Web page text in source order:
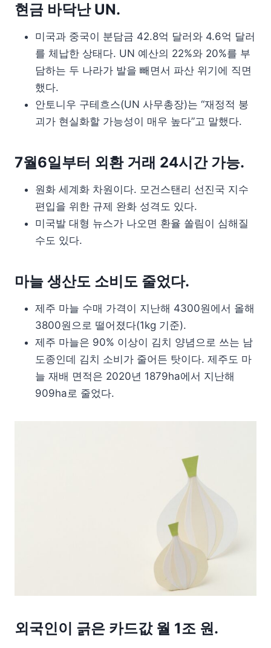
현금 바닥난 UN.
미국과 중국이 분담금 42.8억 달러와 4.6억 달러
를 체납한 상태다. UN 예산의 22%와 20%를 부
담하는 두 나라가 발을 빼면서 파산 위기에 직면
했다.
안토니우 구테흐스(UN 사무총장)는 “재정적 붕
괴가 현실화할 가능성이 매우 높다”고 말했다.
7월6일부터 외환 거래 24시간 가능.
원화 세계화 차원이다. 모건스탠리 선진국 지수
편입을 위한 규제 완화 성격도 있다.
미국발 대형 뉴스가 나오면 환율 쏠림이 심해질
수도 있다.
마늘 생산도 소비도 줄었다.
제주 마늘 수매 가격이 지난해 4300원에서 올해
3800원으로 떨어졌다(1kg 기준).
제주 마늘은 90% 이상이 김치 양념으로 쓰는 남
도종인데 김치 소비가 줄어든 탓이다. 제주도 마
늘 재배 면적은 2020년 1879ha에서 지난해
909ha로 줄었다.
외국인이 긁은 카드값 월 1조 원.